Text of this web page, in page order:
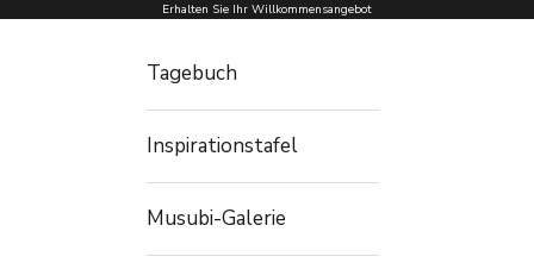
Zum Inhalt springenErhalten Sie Ihr Willkommensangebot
Tagebuch
Inspirationstafel
Musubi-Galerie